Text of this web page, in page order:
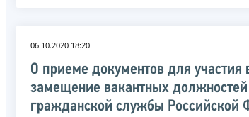
06.10.2020 18:20
О приеме документов для участия
замещение вакантных должностей
гражданской службы Российской